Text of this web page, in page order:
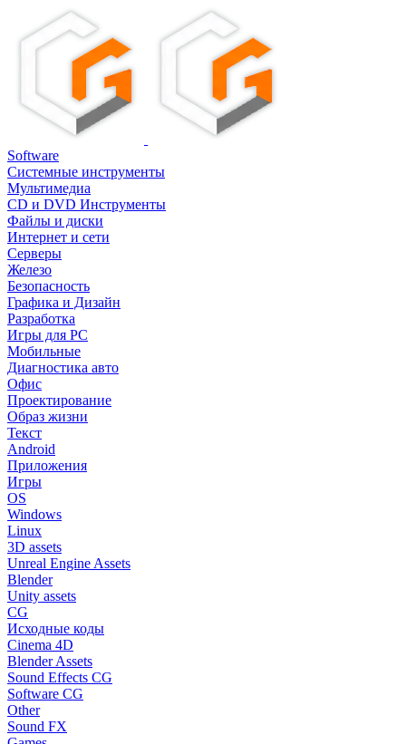
Software
Системные инструменты
Мультимедиа
CD и DVD Инструменты
Файлы и диски
Интернет и сети
Серверы
Железо
Безопасность
Графика и Дизайн
Разработка
Игры для PC
Мобильные
Диагностика авто
Офис
Проектирование
Образ жизни
Текст
Android
Приложения
Игры
OS
Windows
Linux
3D assets
Unreal Engine Assets
Blender
Unity assets
CG
Исходные коды
Cinema 4D
Blender Assets
Sound Effects CG
Software CG
Other
Sound FX